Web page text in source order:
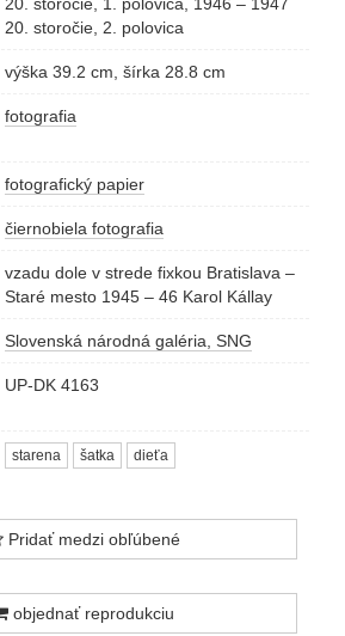
20. storočie, 2. polovica
výška 39.2 cm, šírka 28.8 cm
fotografia
fotografický papier
čiernobiela fotografia
vzadu dole v strede fixkou Bratislava –
Staré mesto 1945 – 46 Karol Kállay
Slovenská národná galéria, SNG
UP-DK 4163
starena šatka dieťa
Pridať medzi obľúbené
objednať reprodukciu